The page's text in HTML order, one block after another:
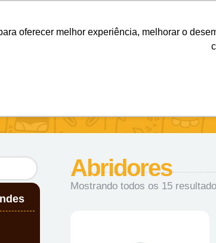
oferecer melhor experiência, melhorar o
Brindes
Abridores
Mostrando todos os 15